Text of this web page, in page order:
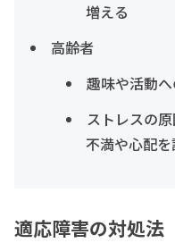
増える
高齢者
趣味や活動
ストレスの
不満や心配を
適応障害の対処法